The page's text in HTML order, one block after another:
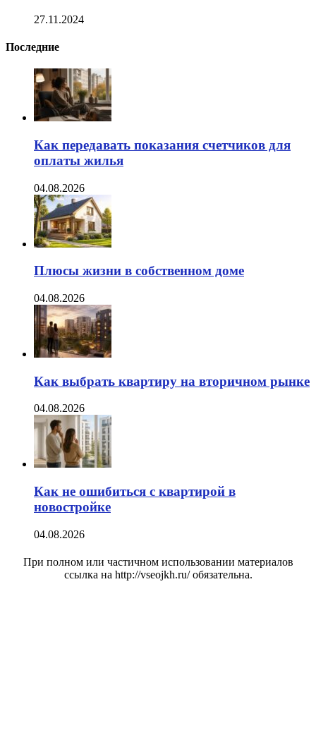
27.11.2024
Последние
Как передавать показания счетчиков для
оплаты жилья
04.08.2026
Плюсы жизни в собственном доме
04.08.2026
Как выбрать квартиру на вторичном рынке
04.08.2026
Как не ошибиться с квартирой в
новостройке
04.08.2026
При полном или частичном использовании материалов
ссылка на http://vseojkh.ru/ обязательна.